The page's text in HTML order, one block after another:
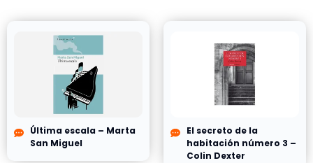
Última escala – Marta
San Miguel
El secreto de la
habitación número 3 –
Colin Dexter